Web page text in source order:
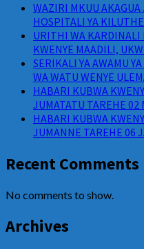
WAZIRI MKUU
HOSPITALI YA
URITHI WA KARDINALI
KWENYE MAADILI,
SERIKALI YA AWAMU
WA WATU WENYE
HABARI KUBWA
JUMATATU TAREHE 02
HABARI KUBWA
JUMANNE TAREHE 06
Recent Comments
No comments to show.
Archives